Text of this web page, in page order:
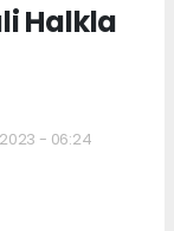
Halkla
- 06:24